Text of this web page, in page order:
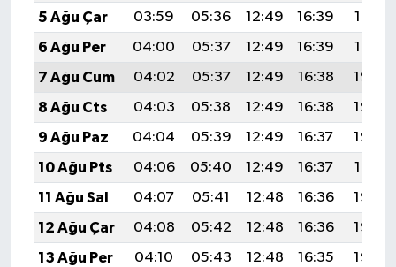
5 Ağu Çar
03:59 05:36 12:49 16:39
19:53
6 Ağu Per
04:00 05:37 12:49 16:39
19:52
7 Ağu Cum
04:02 05:37 12:49 16:38
19:50
8 Ağu Cts
04:03 05:38 12:49 16:38
19:49
9 Ağu Paz
04:04 05:39 12:49 16:37
19:48
10 Ağu Pts
04:06 05:40 12:49 16:37
19:47
11 Ağu Sal
04:07 05:41 12:48 16:36
19:46
12 Ağu Çar
04:08 05:42 12:48 16:36
19:44
13 Ağu Per
04:10 05:43 12:48 16:35
19:43